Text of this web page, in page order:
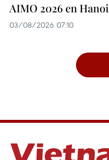
AIMO 2026 en Hanoi
03/08/2026 07:10